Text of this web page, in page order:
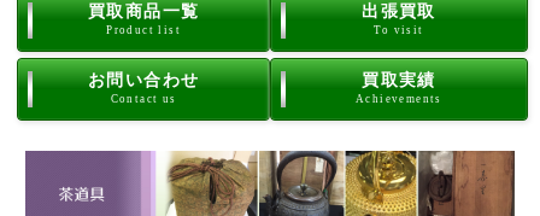
買取商品一覧
Product list
出張買取
To visit
お問い合わせ
Contact us
買取実績
Achievements